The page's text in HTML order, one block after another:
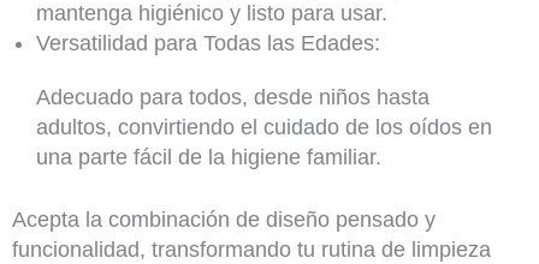
mantenga higiénico y listo para usar.
Versatilidad para Todas las Edades:
Adecuado para todos, desde niños hasta
adultos, convirtiendo el cuidado de los oídos en
una parte fácil de la higiene familiar.
Acepta la combinación de diseño pensado y
funcionalidad, transformando tu rutina de limpieza